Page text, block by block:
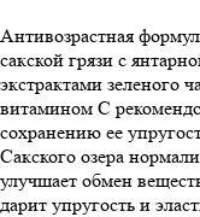
Антивозрастная
сакской грязи с
экстрактами зеленого
витамином С
сохранению ее
Сакского озера
улучшает обмен
дарит упругость и